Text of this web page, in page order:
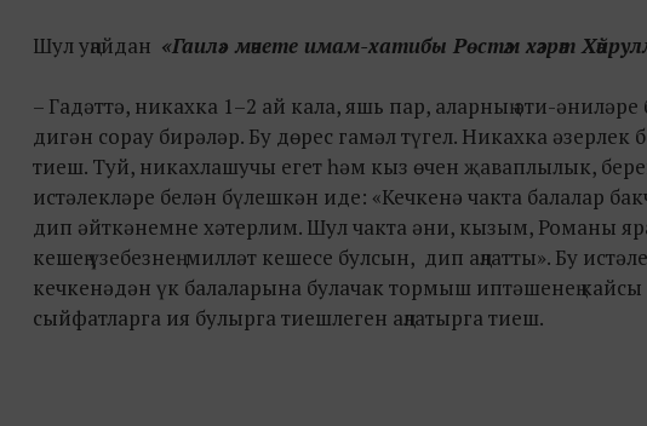
Шул уңайдан «Гаилә» мәчете имам-хатибы Рөстәм хәзрәт
– Гадәттә, никахка 1–2 ай кала, яшь пар, аларның әти-
дигән сорау бирәләр. Бу дөрес гамәл түгел. Никахка
тиеш. Туй, никахлашучы егет һәм кыз өчен җаваплылык,
истәлекләре белән бүлешкән иде: «Кечкенә чакта балалар
дип әйткәнемне хәтерлим. Шул чакта әни, кызым, Романы
кешең үзебезнең милләт кешесе булсын, дип аңлатты». Бу
кечкенәдән үк балаларына булачак тормыш иптәшенең
сыйфатларга ия булырга тиешлеген аңлатырга тиеш.